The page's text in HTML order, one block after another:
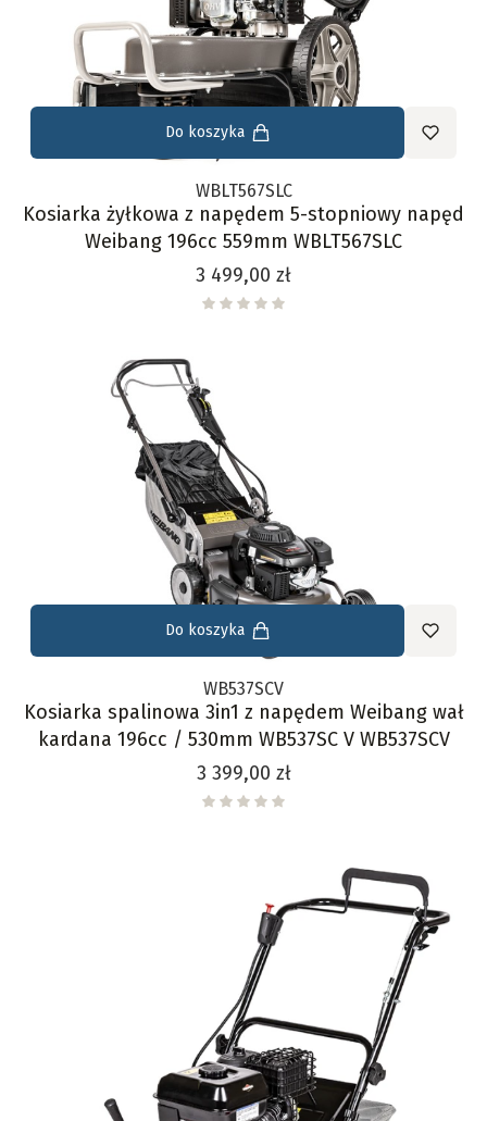
Do koszyka
WBLT567SLC
Kosiarka żyłkowa z napędem 5-stopniowy napęd
Weibang 196cc 559mm WBLT567SLC
Cena
3 499,00 zł
Do koszyka
WB537SCV
Kosiarka spalinowa 3in1 z napędem Weibang wał
kardana 196cc / 530mm WB537SC V WB537SCV
Cena
3 399,00 zł